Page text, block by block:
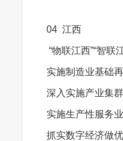
04 江西
“物联江西”“智联
实施制造业基础
深入实施产业集
实施生产性服务
抓实数字经济做